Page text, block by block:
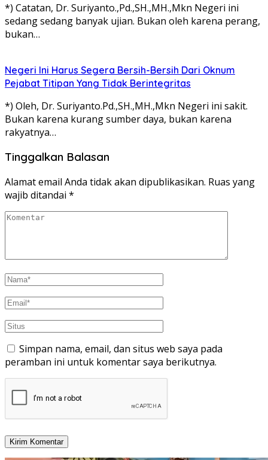
*) Catatan, Dr. Suriyanto.,Pd.,SH.,MH.,Mkn Negeri ini
sedang sedang banyak ujian. Bukan oleh karena perang,
bukan…
Negeri Ini Harus Segera Bersih-Bersih Dari Oknum
Pejabat Titipan Yang Tidak Berintegritas
*) Oleh, Dr. Suriyanto.Pd.,SH.,MH.,Mkn Negeri ini sakit.
Bukan karena kurang sumber daya, bukan karena
rakyatnya…
Tinggalkan Balasan
Alamat email Anda tidak akan dipublikasikan. Ruas yang
wajib ditandai *
Simpan nama, email, dan situs web saya pada
peramban ini untuk komentar saya berikutnya.